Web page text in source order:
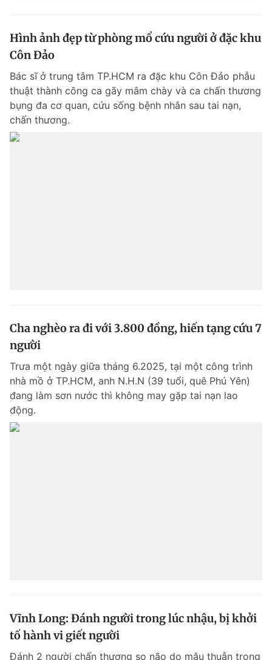
Hình ảnh đẹp từ phòng mổ cứu người ở đặc khu
Côn Đảo
Bác sĩ ở trung tâm TP.HCM ra đặc khu Côn Đảo phẫu
thuật thành công ca gãy mâm chày và ca chấn thương
bụng đa cơ quan, cứu sống bệnh nhân sau tai nạn,
chấn thương.
Cha nghèo ra đi với 3.800 đồng, hiến tạng cứu 7
người
Trưa một ngày giữa tháng 6.2025, tại một công trình
nhà mồ ở TP.HCM, anh N.H.N (39 tuổi, quê Phú Yên)
đang làm sơn nước thì không may gặp tai nạn lao
động.
Vĩnh Long: Đánh người trong lúc nhậu, bị khởi
tố hành vi giết người
Đánh 2 người chấn thương sọ não do mâu thuẫn trong